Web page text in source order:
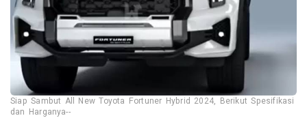
Siap Sambut All New Toyota Fortuner Hybrid 2024, Berikut Spesifikasi
dan Harganya--